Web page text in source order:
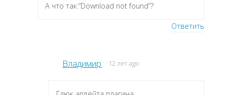
А что так:”Download not found”?
Ответить
Владимир 12 лет ago